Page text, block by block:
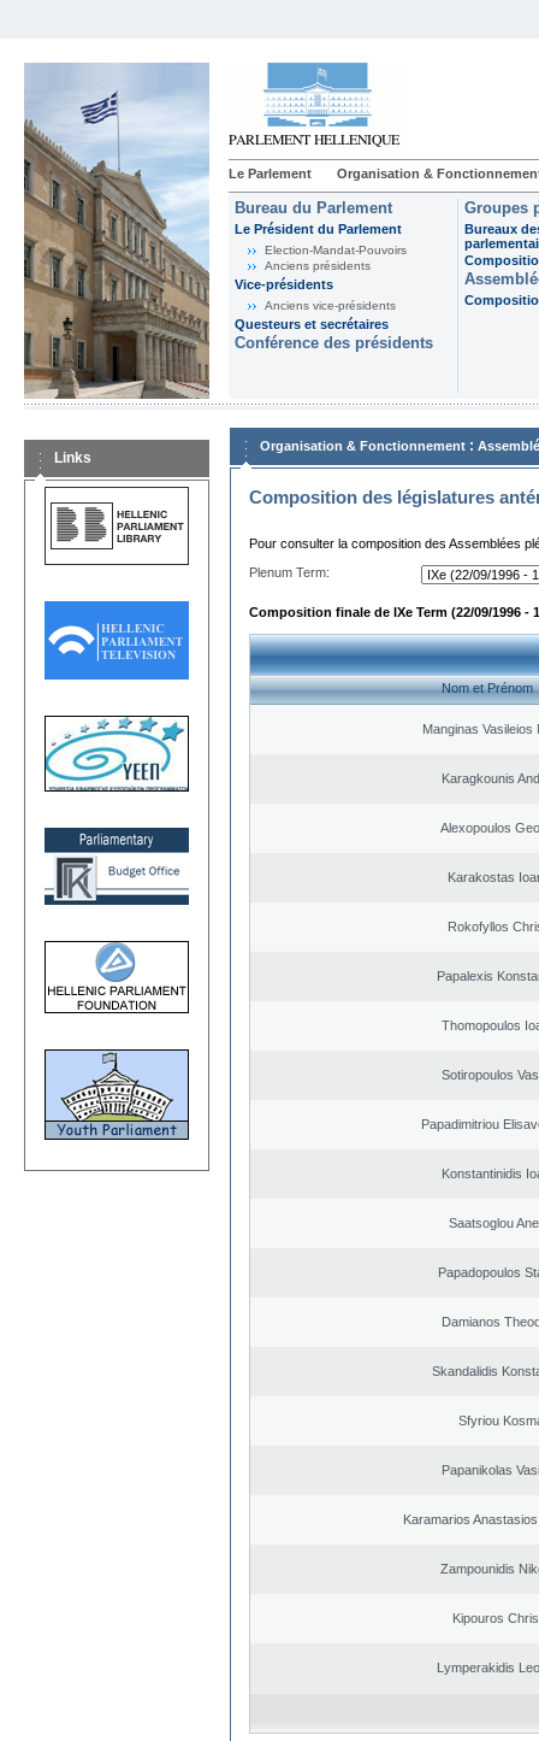
Le Parlement Organisation &
Bureau du Parlement
Le Président du Parlement
Election-Mandat-Pouvoirs
Anciens présidents
Vice-présidents
Anciens vice-présidents
Questeurs et secrétaires
Conférence des présidents
Groupes
Bureaux
Links
Organisation & Fonctionnement :
Composition des législatures
Pour consulter la composition des Assemblées
Plenum Term:
Composition finale de IXe Term (22/09/1996 -
Nom et Prénom
Manginas Vasileios
Karagkounis
Alexopoulos
Karakostas
Rokofyllos
Papalexis
Thomopoulos
Sotiropoulos
Papadimitriou
Konstantinidis
Saatsoglou
Papadopoulos
Damianos
Skandalidis
Sfyriou
Papanikolas
Karamarios
Zampounidis
Kipouros
Lymperakidis